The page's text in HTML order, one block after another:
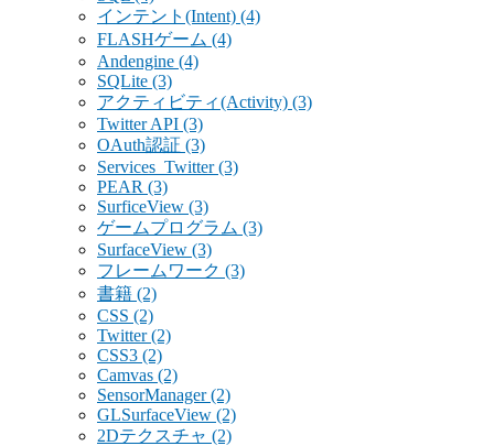
インテント(Intent) (4)
FLASHゲーム (4)
Andengine (4)
SQLite (3)
アクティビティ(Activity) (3)
Twitter API (3)
OAuth認証 (3)
Services_Twitter(3)
PEAR (3)
SurficeView (3)
ゲームプログラム (3)
SurfaceView (3)
フレームワーク (3)
書籍 (2)
CSS (2)
Twitter(2)
CSS3 (2)
Camvas (2)
SensorManager(2)
GLSurfaceView (2)
2Dテクスチャ (2)